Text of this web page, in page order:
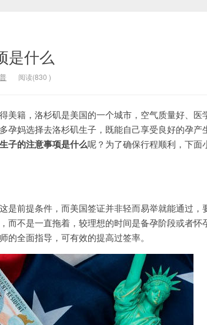
是什么
阅读(830 )
籍，洛杉矶是美国的一个城市，空气质量好、医
孕妈选择去洛杉矶生子，既能自己享受良好的孕产
子的注意事项是什么呢？为了确保行程顺利，下面
前提条件，而美国签证并非轻而易举就能通过，
而不是一直拖着，较理想的时间是备孕阶段或者怀
全面指导，可有效的提高过签率。